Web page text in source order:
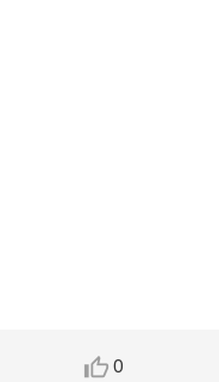
thumb_up_alt0